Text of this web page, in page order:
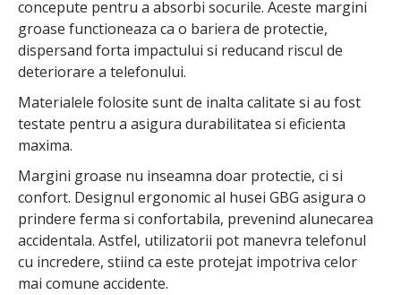
concepute pentru a absorbi socurile. Aceste margini
groase functioneaza ca o bariera de protectie,
dispersand forta impactului si reducand riscul de
deteriorare a telefonului.
Materialele folosite sunt de inalta calitate si au fost
testate pentru a asigura durabilitatea si eficienta
maxima.
Margini groase nu inseamna doar protectie, ci si
confort. Designul ergonomic al husei GBG asigura o
prindere ferma si confortabila, prevenind alunecarea
accidentala. Astfel, utilizatorii pot manevra telefonul
cu incredere, stiind ca este protejat impotriva celor
mai comune accidente.